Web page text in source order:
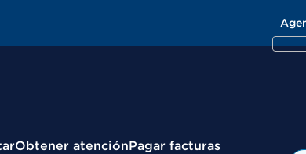
Obtener atenciónPagar facturas